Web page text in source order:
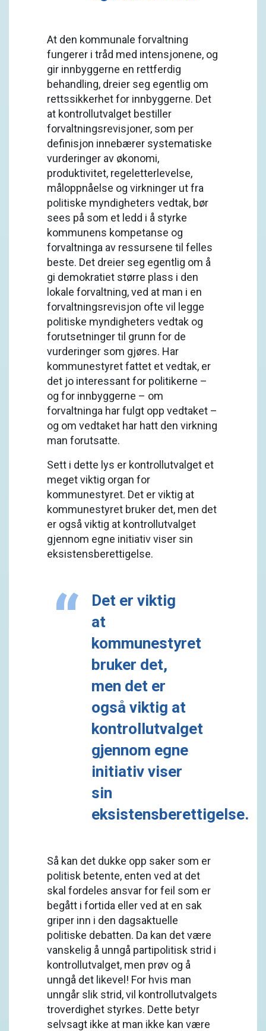
At den kommunale forvaltning
fungerer i tråd med intensjonene, og
gir innbyggerne en rettferdig
behandling, dreier seg egentlig om
rettssikkerhet for innbyggerne. Det
at kontrollutvalget bestiller
forvaltningsrevisjoner, som per
definisjon innebærer systematiske
vurderinger av økonomi,
produktivitet, regeletterlevelse,
måloppnåelse og virkninger ut fra
politiske myndigheters vedtak, bør
sees på som et ledd i å styrke
kommunens kompetanse og
forvaltninga av ressursene til felles
beste. Det dreier seg egentlig om å
gi demokratiet større plass i den
lokale forvaltning, ved at man i en
forvaltningsrevisjon ofte vil legge
politiske myndigheters vedtak og
forutsetninger til grunn for de
vurderinger som gjøres. Har
kommunestyret fattet et vedtak, er
det jo interessant for politikerne –
og for innbyggerne – om
forvaltninga har fulgt opp vedtaket –
og om vedtaket har hatt den virkning
man forutsatte.
Sett i dette lys er kontrollutvalget et
meget viktig organ for
kommunestyret. Det er viktig at
kommunestyret bruker det, men det
er også viktig at kontrollutvalget
gjennom egne initiativ viser sin
eksistensberettigelse.
Det er viktig
at
kommunestyret
bruker det,
men det er
også viktig at
kontrollutvalget
gjennom egne
initiativ viser
sin
eksistensberettigelse.
Så kan det dukke opp saker som er
politisk betente, enten ved at det
skal fordeles ansvar for feil som er
begått i fortida eller ved at en sak
griper inn i den dagsaktuelle
politiske debatten. Da kan det være
vanskelig å unngå partipolitisk strid i
kontrollutvalget, men prøv og å
unngå det likevel! For hvis man
unngår slik strid, vil kontrollutvalgets
troverdighet styrkes. Dette betyr
selvsagt ikke at man ikke kan være